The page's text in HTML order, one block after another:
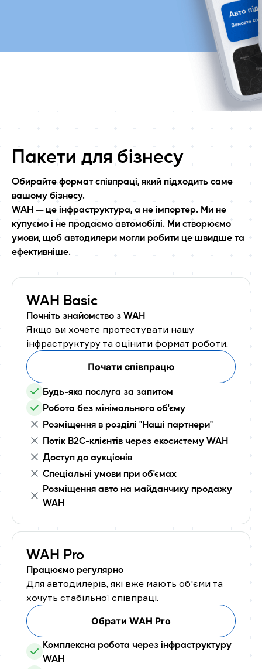
Пакети для бізнесу
Обирайте формат співпраці, який підходить саме
вашому бізнесу.
WAH — це інфраструктура, а не імпортер. Ми не
купуємо і не продаємо автомобілі. Ми створюємо
умови, щоб автодилери могли робити це швидше та
ефективніше.
WAH Basic
Почніть знайомство з WAH
Якщо ви хочете протестувати нашу
інфраструктуру та оцінити формат роботи.
Почати співпрацю
Будь-яка послуга за запитом
Робота без мінімального об'єму
Розміщення в розділі "Наші партнери"
Потік B2C-клієнтів через екосистему WAH
Доступ до аукціонів
Спеціальні умови при об'ємах
Розміщення авто на майданчику продажу
WAH
WAH Pro
Працюємо регулярно
Для автодилерів, які вже мають об'єми та
хочуть стабільної співпраці.
Обрати WAH Pro
Комплексна робота через інфраструктуру
WAH